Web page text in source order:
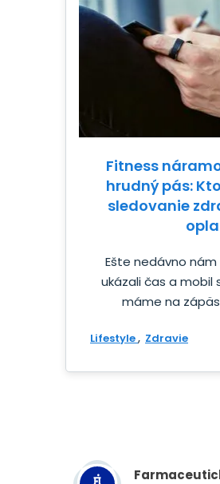
Fitness
hrudný pás:
sledovanie
Ešte nedávno
ukázali čas a mobil
máme na
Lifestyle Zdravie